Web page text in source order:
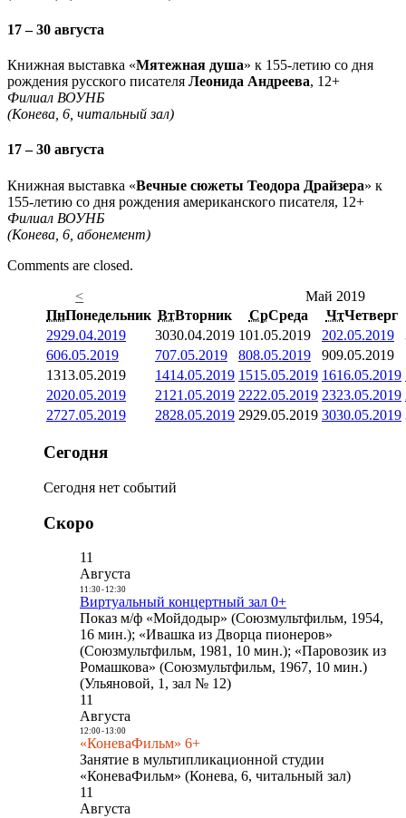
17 – 30 августа
Книжная выставка «Мятежная душа» к 155-летию со дня
рождения русского писателя Леонида Андреева, 12+
Филиал ВОУНБ
(Конева, 6, читальный зал)
17 – 30 августа
Книжная выставка «Вечные сюжеты Теодора Драйзера» к
155-летию со дня рождения американского писателя, 12+
Филиал ВОУНБ
(Конева, 6, абонемент)
Comments are closed.
<
Май 2019
ПнПонедельник ВтВторник СрСреда ЧтЧетверг
2929.04.2019 3030.04.2019 101.05.2019 202.05.2019
606.05.2019 707.05.2019 808.05.2019 909.05.2019
1313.05.2019 1414.05.2019 1515.05.2019 1616.05.2019
2020.05.2019 21 21.05.2019 2222.05.2019 2323.05.2019
2727.05.2019 2828.05.2019 2929.05.2019 3030.05.2019
Сегодня
Сегодня нет событий
Скоро
11
Августа
11:30- 12:30
Виртуальный концертный зал 0+
Показ м/ф «Мойдодыр» (Союзмультфильм, 1954,
16 мин.); «Ивашка из Дворца пионеров»
(Союзмультфильм, 1981, 10 мин.); «Паровозик из
Ромашкова» (Союзмультфильм, 1967, 10 мин.)
(Ульяновой, 1, зал № 12)
11
Августа
12:00- 13:00
«КоневаФильм» 6+
Занятие в мультипликационной студии
«КоневаФильм» (Конева, 6, читальный зал)
11
Августа